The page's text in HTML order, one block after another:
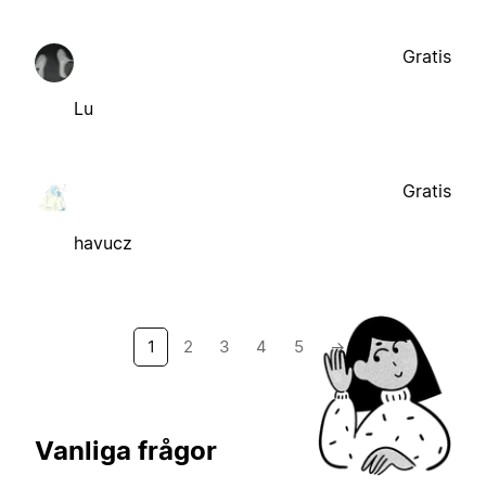
Lu
Gratis
havucz
Gratis
1 2 3 4 5 →
Vanliga frågor